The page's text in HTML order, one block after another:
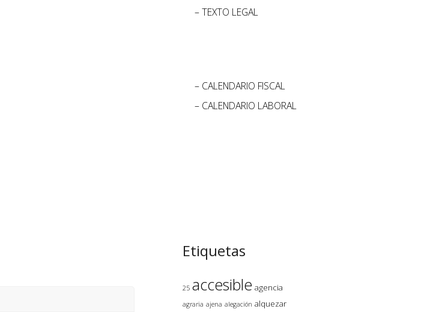
– TEXTO LEGAL
– CALENDARIO FISCAL
– CALENDARIO LABORAL
Etiquetas
25 accesible agencia
agraria ajena alegación alquezar